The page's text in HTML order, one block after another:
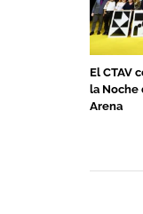
El CTAV
la Noche
Arena